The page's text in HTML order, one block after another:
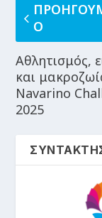
Ο
Αθλητισμός,
και
Navarino
2025